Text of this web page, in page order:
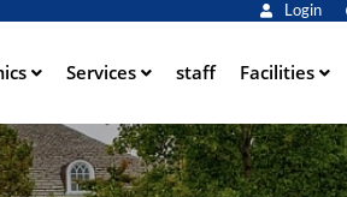
Login
Services staff Facilities